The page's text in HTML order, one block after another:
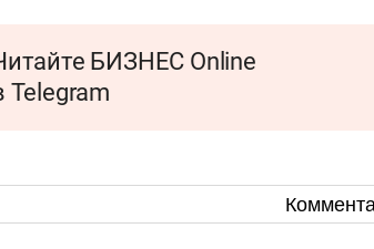
БИЗНЕС Online
Telegram